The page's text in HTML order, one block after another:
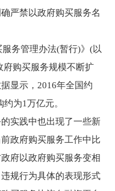
严禁以政府购买服务名
务管理办法(暂行)》(以
府购买服务规模不断扩
显示，2016年全国约
为1万亿元。
实践中也出现了一些新
政府购买服务工作中比
府以政府购买服务变相
规行为具体的表现形式